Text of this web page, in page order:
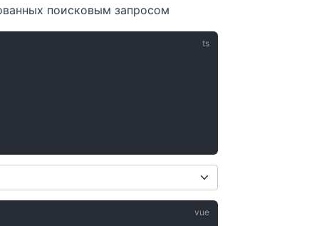
поисковым запросом